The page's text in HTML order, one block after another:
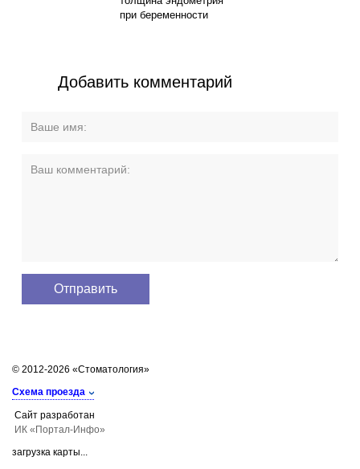
при беременности
Добавить комментарий
© 2012-2026 «Стоматология»
Схема проезда
Сайт разработан
ИК «Портал-Инфо»
загрузка карты...